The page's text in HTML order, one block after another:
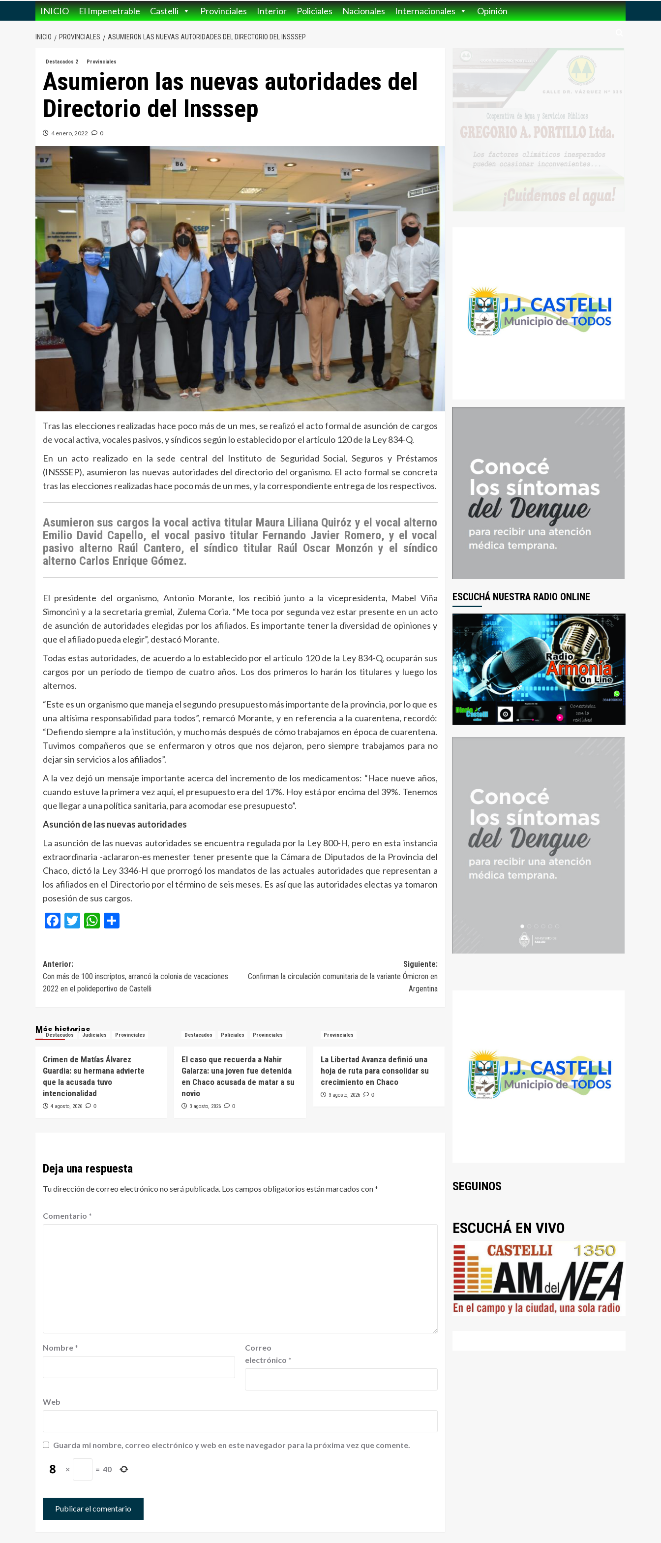
INICIO El Impenetrable Castelli Provinciales Interior Policiales Nacionales Internacionales Opinión
INICIO PROVINCIALES ASUMIERON LAS NUEVAS AUTORIDADES DEL DIRECTORIO DEL INSSSEP
Destacados 2 Provinciales
Asumieron las nuevas autoridades del
Directorio del Insssep
4 enero, 2022 0
Tras las elecciones realizadas hace poco más de un mes, se realizó el acto formal de asunción de cargos
de vocal activa, vocales pasivos, y síndicos según lo establecido por el artículo 120 de la Ley 834-Q.
En un acto realizado en la sede central del Instituto de Seguridad Social, Seguros y Préstamos
(INSSSEP), asumieron las nuevas autoridades del directorio del organismo. El acto formal se concreta
tras las elecciones realizadas hace poco más de un mes, y la correspondiente entrega de los respectivos.
Asumieron sus cargos la vocal activa titular Maura Liliana Quiróz y el vocal alterno
Emilio David Capello, el vocal pasivo titular Fernando Javier Romero, y el vocal
pasivo alterno Raúl Cantero, el síndico titular Raúl Oscar Monzón y el síndico
alterno Carlos Enrique Gómez.
El presidente del organismo, Antonio Morante, los recibió junto a la vicepresidenta, Mabel Viña
Simoncini y a la secretaria gremial, Zulema Coria. “Me toca por segunda vez estar presente en un acto
de asunción de autoridades elegidas por los afiliados. Es importante tener la diversidad de opiniones y
que el afiliado pueda elegir”, destacó Morante.
Todas estas autoridades, de acuerdo a lo establecido por el artículo 120 de la Ley 834-Q, ocuparán sus
cargos por un período de tiempo de cuatro años. Los dos primeros lo harán los titulares y luego los
alternos.
“Este es un organismo que maneja el segundo presupuesto más importante de la provincia, por lo que es
una altísima responsabilidad para todos”, remarcó Morante, y en referencia a la cuarentena, recordó:
“Defiendo siempre a la institución, y mucho más después de cómo trabajamos en época de cuarentena.
Tuvimos compañeros que se enfermaron y otros que nos dejaron, pero siempre trabajamos para no
dejar sin servicios a los afiliados”.
A la vez dejó un mensaje importante acerca del incremento de los medicamentos: “Hace nueve años,
cuando estuve la primera vez aquí, el presupuesto era del 17%. Hoy está por encima del 39%. Tenemos
que llegar a una política sanitaria, para acomodar ese presupuesto”.
Asunción de las nuevas autoridades
La asunción de las nuevas autoridades se encuentra regulada por la Ley 800-H, pero en esta instancia
extraordinaria -aclararon-es menester tener presente que la Cámara de Diputados de la Provincia del
Chaco, dictó la Ley 3346-H que prorrogó los mandatos de las actuales autoridades que representan a
los afiliados en el Directorio por el término de seis meses. Es así que las autoridades electas ya tomaron
posesión de sus cargos.
Facebook
TwitterWhatsApp
Navegación
de
entradas
Anterior:
Con más de 100 inscriptos, arrancó la colonia de vacaciones
2022 en el polideportivo de Castelli
Siguiente:
Confirman la circulación comunitaria de la variante Ómicron en
Argentina
Más historias
Destacados Judiciales Provinciales
Crimen de Matías Álvarez
Guardia: su hermana advierte
que la acusada tuvo
intencionalidad
4 agosto, 2026 0
Destacados Policiales Provinciales
El caso que recuerda a Nahir
Galarza: una joven fue detenida
en Chaco acusada de matar a su
novio
3 agosto, 2026 0
Provinciales
La Libertad Avanza definió una
hoja de ruta para consolidar su
crecimiento en Chaco
3 agosto, 2026 0
Deja una respuesta
Tu dirección de correo electrónico no será publicada. Los campos obligatorios están marcados con*
Comentario *
Nombre *
Correo
electrónico *
Web
Guarda mi nombre, correo electrónico y web en este navegador para la próxima vez que comente.
× = 40
ESCUCHÁ NUESTRA RADIO ONLINE
SEGUINOS
ESCUCHÁ EN VIVO